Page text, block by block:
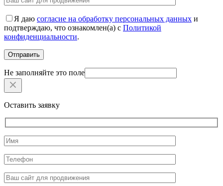
Я даю согласие на обработку персональных данных и
подтверждаю, что ознакомлен(а) с Политикой
конфиденциальности.
Не заполняйте это поле
Оставить заявку